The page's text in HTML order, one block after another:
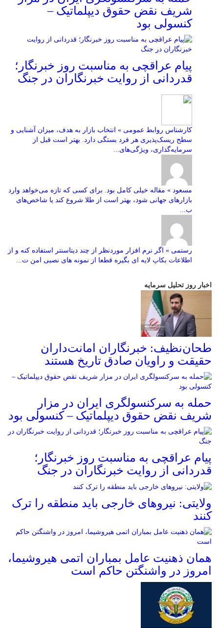
شریف نقض حقوق دیپلماتیک –
کنسولی بود
پیام عراقچی به مناسبت روز خبرنگار؛
قدردانی از روایت خبرنگاران در جنگ
کارشناس روابط عمومی » انتخاب بازار به هدف، میزان آشنایی و
سطح ریسک‌پذیری هر فرد بستگی دارد. بهتر است قبل از
سرمایه‌گذاری، ویژگی‌های...
مسعود » مقاله خیلی کامل بود. برای کسی که تازه می‌خواهد وارد
بازارهای جهانی شود، بهتر است از طلا شروع کند یا شاخص‌های
ب...
رستمی » اگر نرم افزار موردنظر از چند دیتاسنتر استفاده کنه و از
اطلاعات بکاپ لایه ای بگیره قطعا از نمونه های نصبی امن ت...
اخبار روز تحلیل سرمایه
طحان‌نظیف: خبرنگاران امانت‌داران
حقیقت و راویان صادق تاریخ‌ هستند
حمله به سرکنسولگری ایران در مزار
شریف نقض حقوق دیپلماتیک – کنسولی بود
پیام عراقچی به مناسبت روز خبرنگار؛
قدردانی از روایت خبرنگاران در جنگ
ولایتی: نیروهای خارجی باید منطقه را ترک
کنند
همان ذهنیت عامل بمباران اتمی هیروشیما،
امروز در واشنگتن حاکم است